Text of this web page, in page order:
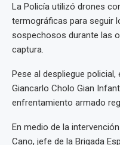
La Policía utilizó drones
termográficas para seguir
sospechosos durante las
captura.
Pese al despliegue
Giancarlo Cholo Gian
enfrentamiento armado
En medio de la
Cano, jefe de la Brigada